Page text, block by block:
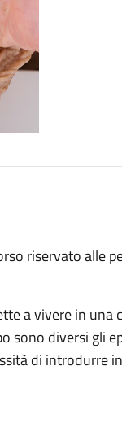
riservato alle
a vivere in
sono diversi gli
di introdurre